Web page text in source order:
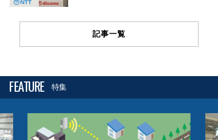
記事一覧
FEATURE 特集